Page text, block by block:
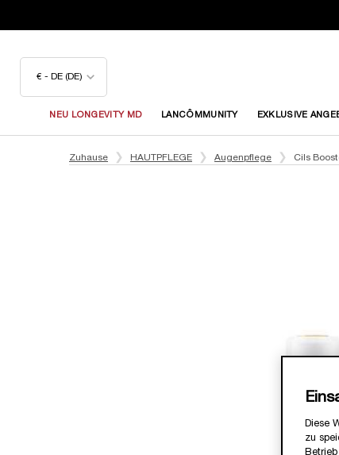
€ - DE (DE)
NEU LONGEVITY MD LANCÔMMUNITY EXKLUSIVE
Zuhause
HAUTPFLEGE Augenpflege Cils
Diese
zu